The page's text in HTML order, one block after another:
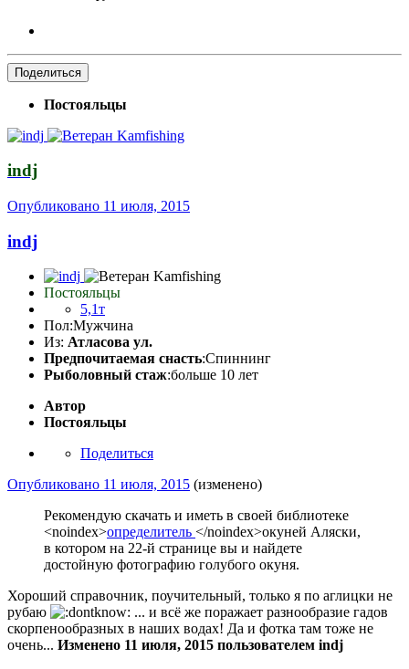
Поделиться
Постояльцы
indj
Опубликовано 11 июля, 2015
indj
Постояльцы
5,1т
Пол:Мужчина
Из: Атласова ул.
Предпочитаемая снасть:Спиннинг
Рыболовный стаж:больше 10 лет
Автор
Постояльцы
Поделиться
Опубликовано 11 июля, 2015 (изменено)
Рекомендую скачать и иметь в своей библиотеке
<noindex>определитель </noindex>окуней Аляски,
в котором на 22-й странице вы и найдете
достойную фотографию голубого окуня.
Хороший справочник, поучительный, только я по аглицки не
рубаю
... и всё же поражает разнообразие гадов
скорпенообразных в наших водах! Да и фотка там тоже не
очень... Изменено 11 июля, 2015 пользователем indj